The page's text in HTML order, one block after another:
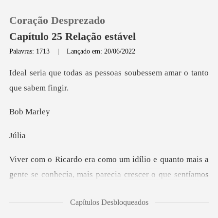
0
Sair
Coração Desprezado
Capítulo 25 Relação estável
Palavras: 1713 |Lançado em: 20/06/2022
pessoas soubessem amar
Ma
ú
quanto mais a
gente se conhecia, mais par
Capítulos Desbloqueados